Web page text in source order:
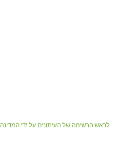
לראש הרשימה של העיתונים על ידי המדינה